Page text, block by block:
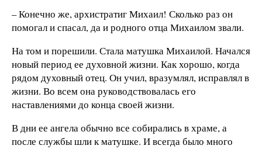
– Конечно же, архистратиг Михаил! Сколько раз он
помогал и спасал, да и родного отца Михаилом звали.
На том и порешили. Стала матушка Михаилой. Начался
новый период ее духовной жизни. Как хорошо, когда
рядом духовный отец. Он учил, вразумлял, исправлял в
жизни. Во всем она руководствовалась его
наставлениями до конца своей жизни.
В дни ее ангела обычно все собирались в храме, а
после службы шли к матушке. И всегда было много